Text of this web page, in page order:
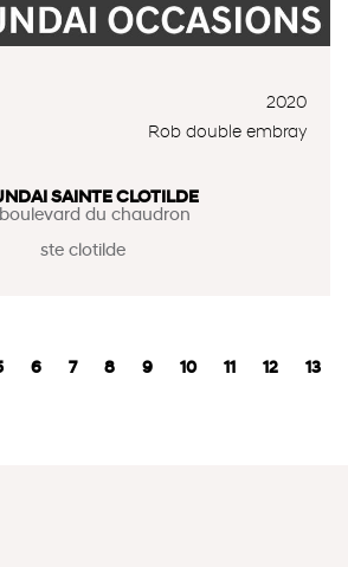
2020
Rob double embray
SAINTE CLOTILDE
du chaudron
ste clotilde
6 7 8 9 10 11 12 13